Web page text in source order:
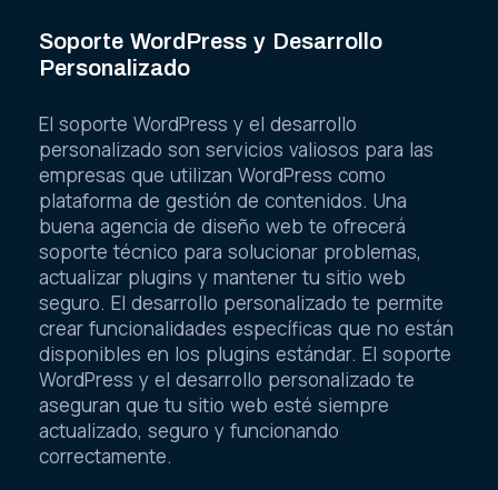
Soporte WordPress y Desarrollo
Personalizado
El soporte WordPress y el desarrollo
personalizado son servicios valiosos para las
empresas que utilizan WordPress como
plataforma de gestión de contenidos. Una
buena agencia de diseño web te ofrecerá
soporte técnico para solucionar problemas,
actualizar plugins y mantener tu sitio web
seguro. El desarrollo personalizado te permite
crear funcionalidades específicas que no están
disponibles en los plugins estándar. El soporte
WordPress y el desarrollo personalizado te
aseguran que tu sitio web esté siempre
actualizado, seguro y funcionando
correctamente.